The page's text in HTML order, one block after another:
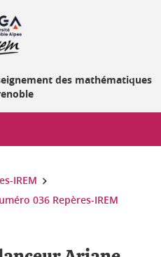
des mathématiques
IREM
036 Repères-IREM